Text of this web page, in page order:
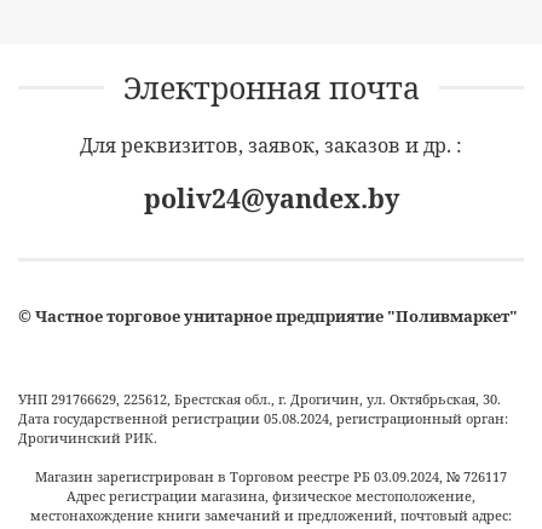
Электронная почта
Для реквизитов, заявок, заказов и др. :
poliv24@yandex.by
©Частное торговое унитарное предприятие "Поливмаркет"
УНП 291766629, 225612, Брестская обл., г. Дрогичин, ул. Октябрьская, 30.
Дата государственной регистрации 05.08.2024, регистрационный орган:
Дрогичинский РИК.
Магазин зарегистрирован в Торговом реестре РБ 03.09.2024, № 726117
Адрес регистрации магазина, физическое местоположение,
местонахождение книги замечаний и предложений, почтовый адрес: